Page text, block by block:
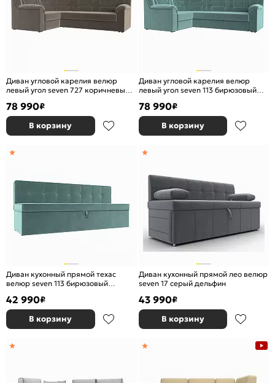
Диван угловой карелия велюр
левый угол seven 727 коричневый
78 990₽
В корзину
Диван угловой карелия велюр
левый угол seven 113 бирюзовый
78 990₽
В корзину
Диван кухонный прямой техас
велюр seven 113 бирюзовый
42 990₽
В корзину
Диван кухонный прямой лео велюр
seven 17 серый дельфин
43 990₽
В корзину